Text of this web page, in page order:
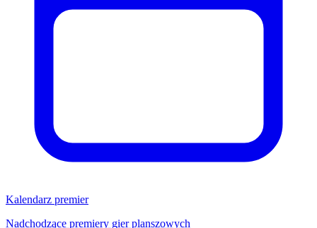
Kalendarz premier
Nadchodzące premiery gier planszowych